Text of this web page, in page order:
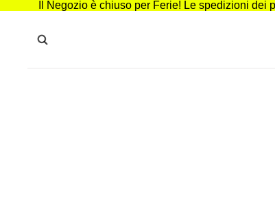
Il Negozio è chiuso per Ferie! Le spedizioni